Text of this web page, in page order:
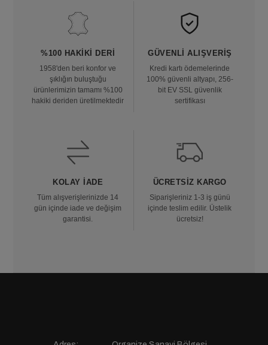
%100 HAKIKI DERI
1958'den beri konfor ve
şıklığın buluştuğu
ürünlerimizin tamamı %100
hakiki deriden üretilmektedir
GÜVENLI ALIŞVERIŞ
Kredi kartı ödemelerinde
100% güvenli altyapı, 256-
bit EV SSL güvenlik
sertifikası
KOLAY İADE
Tüm alışverişlerinizde 14
gün içinde iade ve değişim
garantisi.
ÜCRETSIZ KARGO
Siparişleriniz 1-3 iş günü
içinde teslim edilir. Üstelik
ücretsiz!